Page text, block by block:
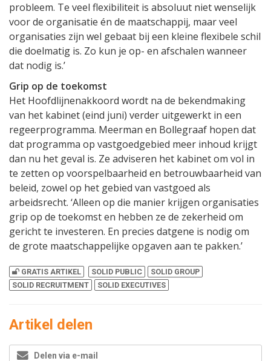
probleem. Te veel flexibiliteit is absoluut niet wenselijk
voor de organisatie én de maatschappij, maar veel
organisaties zijn wel gebaat bij een kleine flexibele schil
die doelmatig is. Zo kun je op- en afschalen wanneer
dat nodig is.’
Grip op de toekomst
Het Hoofdlijnenakkoord wordt na de bekendmaking
van het kabinet (eind juni) verder uitgewerkt in een
regeerprogramma. Meerman en Bollegraaf hopen dat
dat programma op vastgoedgebied meer inhoud krijgt
dan nu het geval is. Ze adviseren het kabinet om vol in
te zetten op voorspelbaarheid en betrouwbaarheid van
beleid, zowel op het gebied van vastgoed als
arbeidsrecht. ‘Alleen op die manier krijgen organisaties
grip op de toekomst en hebben ze de zekerheid om
gericht te investeren. En precies datgene is nodig om
de grote maatschappelijke opgaven aan te pakken.’
GRATIS ARTIKEL SOLID PUBLIC
SOLID GROUP
SOLID RECRUITMENT
SOLID EXECUTIVES
Artikel delen
Delen via e-mail